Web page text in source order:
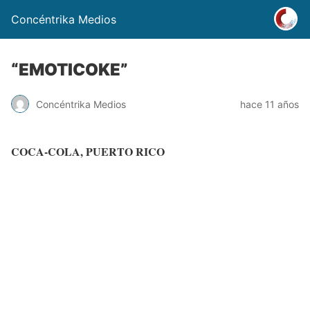
Concéntrika Medios
“EMOTICOKE”
Concéntrika Medios hace 11 años
COCA-COLA, PUERTO RICO